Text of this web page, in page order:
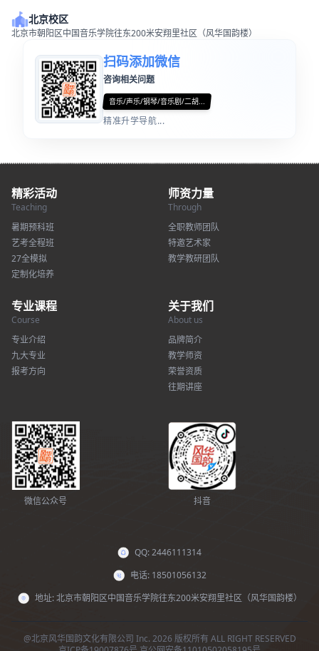
北京校区
北京市朝阳区中国音乐学院往东200米安翔里社区（风华国韵楼）
扫码添加微信
咨询相关问题
音乐/声乐/钢琴/音乐剧/二胡...
精准升学导航...
精彩活动
Teaching
暑期预科班
艺考全程班
27全模拟
定制化培养
师资力量
Through
全职教师团队
特邀艺术家
教学教研团队
专业课程
Course
专业介绍
九大专业
报考方向
关于我们
About us
品牌简介
教学师资
荣誉资质
往期讲座
微信公众号 抖音
QQ: 2446111314
电话: 18501056132
地址: 北京市朝阳区中国音乐学院往东200米安翔里社区（风华国韵楼）
@北京风华国韵文化有限公司 Inc. 2026 版权所有 ALL RIGHT RESERVED